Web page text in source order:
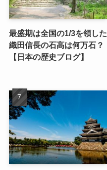
最盛期は全国の1/3を領した
織田信長の石高は何万石？
【日本の歴史ブログ】